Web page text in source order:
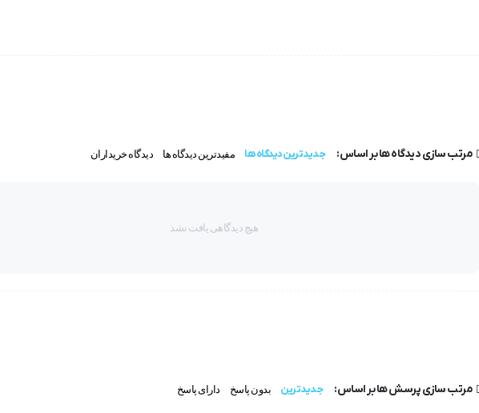
و از سیم در مقابل پارگی و کشیدگی محافظت می‌کنند.
کانکتور وصل می‌شوند و از خم شدن و پیچیده شدن سیم جلوگیری می‌کنند.
مرتب سازی دیدگاه ها بر اساس: جدیدترین دیدگاه ها مفیدترین دیدگاه ها دیدگاه خریداران
هیچ دیدگاهی یافت نشد
مرتب سازی پرسش ها بر اساس: جدیدترین بدون پاسخ دارای پاسخ